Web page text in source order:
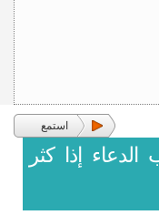
استمع
إذا كثر